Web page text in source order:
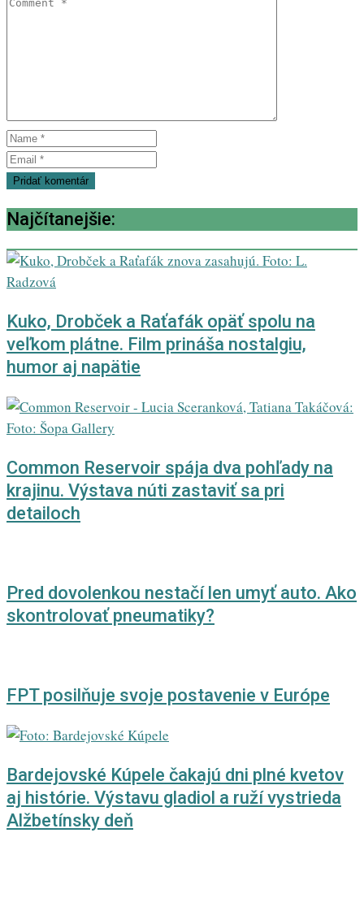
Najčítanejšie:
Kuko, Drobček a Raťafák opäť spolu na
veľkom plátne. Film prináša nostalgiu,
humor aj napätie
Common Reservoir spája dva pohľady na
krajinu. Výstava núti zastaviť sa pri
detailoch
Pred dovolenkou nestačí len umyť auto. Ako
skontrolovať pneumatiky?
FPT posilňuje svoje postavenie v Európe
Bardejovské Kúpele čakajú dni plné kvetov
aj histórie. Výstavu gladiol a ruží vystrieda
Alžbetínsky deň